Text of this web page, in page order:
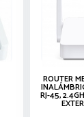
ROUTER
RJ-45,